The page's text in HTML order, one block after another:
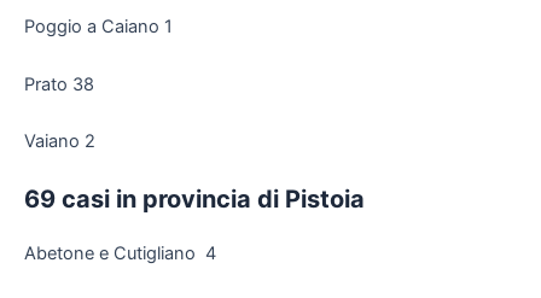
Poggio a Caiano 1
Prato 38
Vaiano 2
69 casi in provincia di Pistoia
Abetone e Cutigliano 4